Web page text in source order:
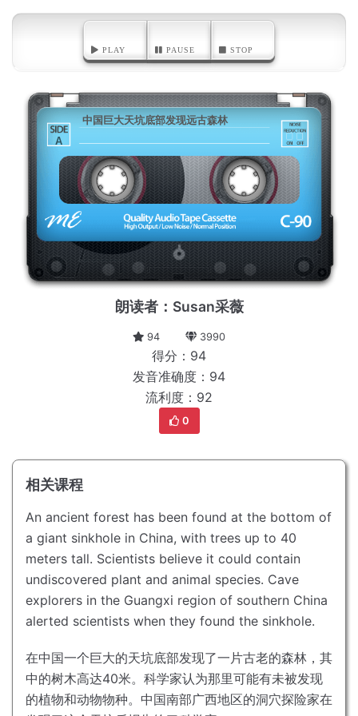
PLAY PAUSE STOP
A
中国巨大天坑底部发现远古森林
朗读者：Susan采薇
94 3990
得分：94
发音准确度：94
流利度：92
0
相关课程
An ancient forest has been found at the bottom of
a giant sinkhole in China, with trees up to 40
meters tall. Scientists believe it could contain
undiscovered plant and animal species. Cave
explorers in the Guangxi region of southern China
alerted scientists when they found the sinkhole.
在中国一个巨大的天坑底部发现了一片古老的森林，其
中的树木高达40米。 科学家认为那里可能有未被发现
的植物和动物物种。 中国南部广西地区的洞穴探险家在